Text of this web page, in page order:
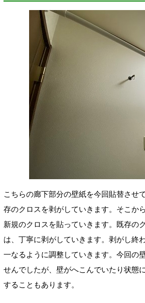
こちらの廊下部分の壁紙を今回貼替させ
存のクロスを剥がしていきます。そこか
新規のクロスを貼っていきます。既存の
は、丁寧に剥がしていきます。剥がし終
一なるように調整していきます。今回の
せんでしたが、壁がへこんでいたり状態
することもあります。